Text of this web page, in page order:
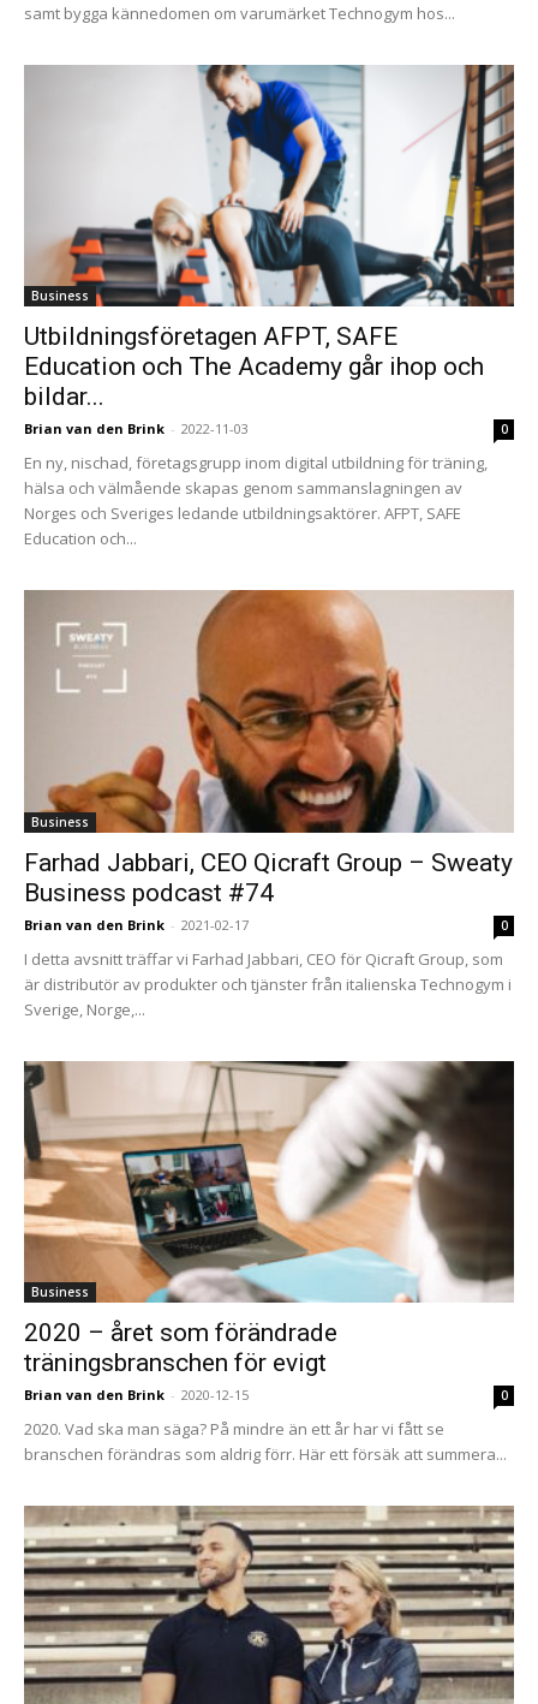
samt bygga kännedomen om varumärket Technogym hos...
Business
Utbildningsföretagen AFPT, SAFE
Education och The Academy går ihop och
bildar...
Brian van den Brink - 2022-11-03 0
En ny, nischad, företagsgrupp inom digital utbildning för träning,
hälsa och välmående skapas genom sammanslagningen av
Norges och Sveriges ledande utbildningsaktörer. AFPT, SAFE
Education och...
Business
Farhad Jabbari, CEO Qicraft Group – Sweaty
Business podcast #74
Brian van den Brink - 2021-02-17 0
I detta avsnitt träffar vi Farhad Jabbari, CEO för Qicraft Group, som
är distributör av produkter och tjänster från italienska Technogym i
Sverige, Norge,...
Business
2020 – året som förändrade
träningsbranschen för evigt
Brian van den Brink - 2020-12-15 0
2020. Vad ska man säga? På mindre än ett år har vi fått se
branschen förändras som aldrig förr. Här ett försäk att summera...